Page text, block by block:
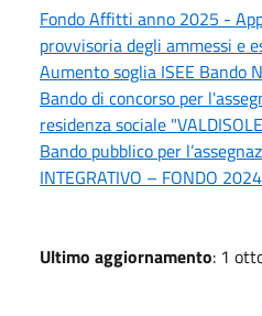
Fondo Affitti anno 2025 -
provvisoria degli ammessi e
Aumento soglia ISEE Bando
Bando di concorso per
residenza sociale
Bando pubblico per
INTEGRATIVO – FONDO 2024
Ultimo aggiornamento: 1